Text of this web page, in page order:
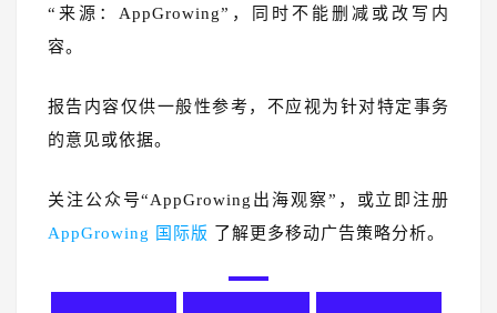
“来源：AppGrowing”，同时不能删减或改写内
容。
报告内容仅供一般性参考，不应视为针对特定事务
的意见或依据。
关注公众号“AppGrowing出海观察”，或立即注册
AppGrowing 国际版 了解更多移动广告策略分析。